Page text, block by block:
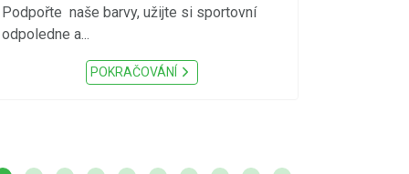
Podpořte naše barvy, užijte si sportovní
odpoledne a...
POKRAČOVÁNÍ